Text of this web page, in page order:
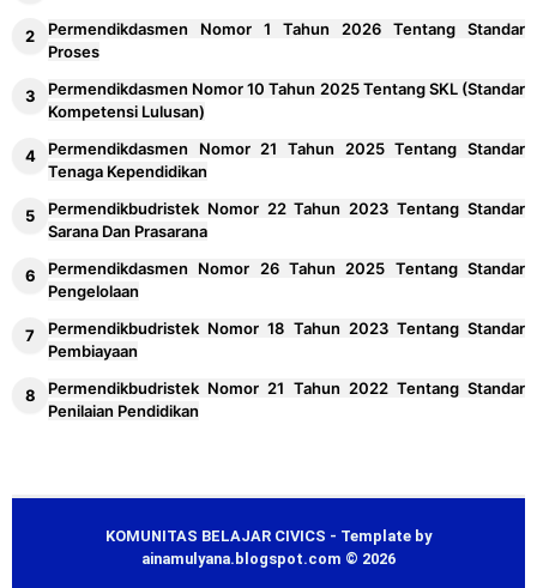
Permendikdasmen Nomor 1 Tahun 2026 Tentang Standar
Proses
Permendikdasmen Nomor 10 Tahun 2025 Tentang SKL (Standar
Kompetensi Lulusan)
Permendikdasmen Nomor 21 Tahun 2025 Tentang Standar
Tenaga Kependidikan
Permendikbudristek Nomor 22 Tahun 2023 Tentang Standar
Sarana Dan Prasarana
Permendikdasmen Nomor 26 Tahun 2025 Tentang Standar
Pengelolaan
Permendikbudristek Nomor 18 Tahun 2023 Tentang Standar
Pembiayaan
Permendikbudristek Nomor 21 Tahun 2022 Tentang Standar
Penilaian Pendidikan
KOMUNITAS BELAJAR CIVICS - Template by
ainamulyana.blogspot.com © 2026